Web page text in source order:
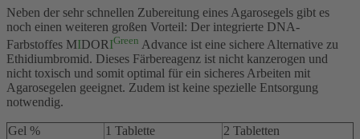
Neben der sehr schnellen Zubereitung eines Agarosegels gibt es
noch einen weiteren großen Vorteil: Der integrierte DNA-
Farbstoffes MIDORIGreen Advance ist eine sichere Alternative zu
Ethidiumbromid. Dieses Färbereagenz ist nicht kanzerogen und
nicht toxisch und somit optimal für ein sicheres Arbeiten mit
Agarosegelen geeignet. Zudem ist keine spezielle Entsorgung
notwendig.
Gel % 1 Tablette 2 Tabletten